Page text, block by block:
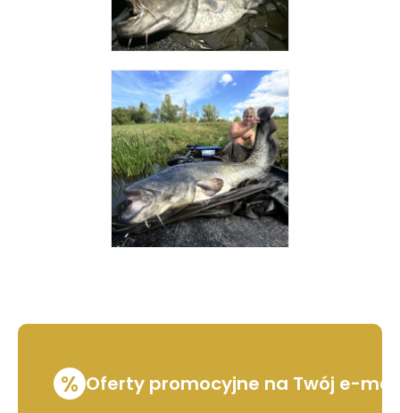
% Oferty promocyjne na Twój e-mail